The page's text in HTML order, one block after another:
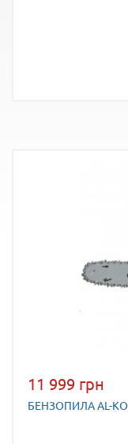
11 999 грн
БЕНЗОПИЛА AL-